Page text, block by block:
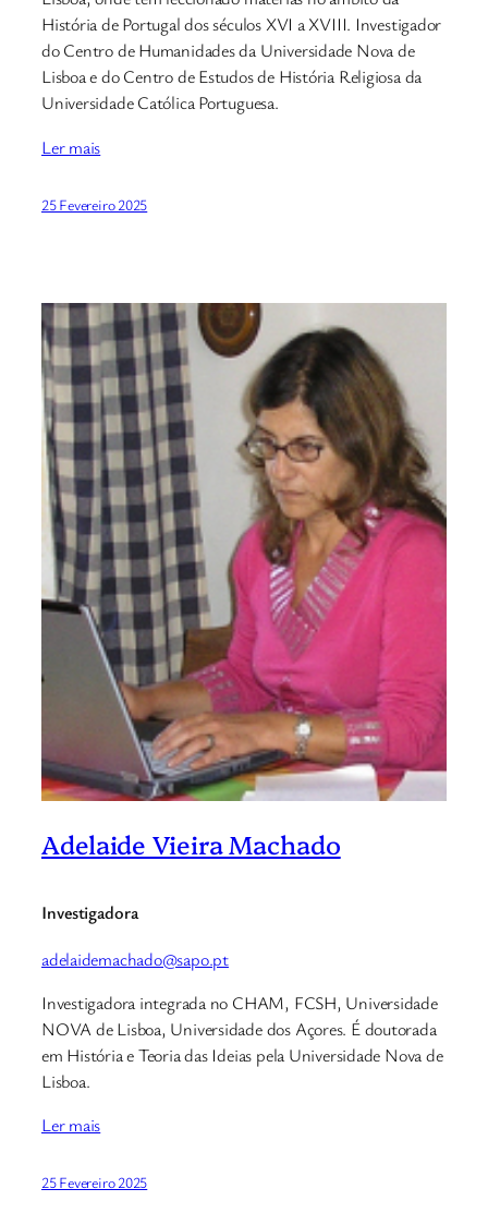
História de Portugal dos séculos XVI a XVIII. Investigador
do Centro de Humanidades da Universidade Nova de
Lisboa e do Centro de Estudos de História Religiosa da
Universidade Católica Portuguesa.
Ler mais
25 Fevereiro 2025
Adelaide Vieira Machado
Investigadora
adelaidemachado@sapo.pt
Investigadora integrada no CHAM, FCSH, Universidade
NOVA de Lisboa, Universidade dos Açores. É doutorada
em História e Teoria das Ideias pela Universidade Nova de
Lisboa.
Ler mais
25 Fevereiro 2025